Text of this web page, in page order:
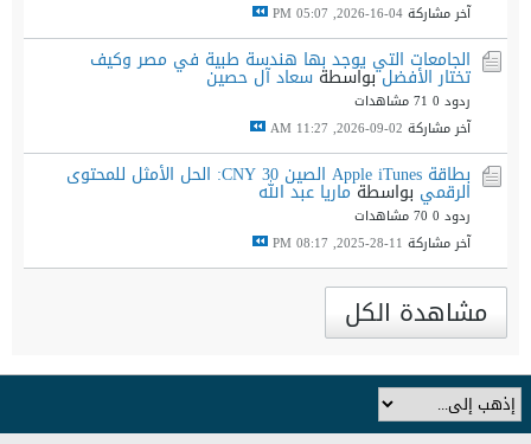
آخر مشاركة04-16-2026, 05:07 PM
الجامعات التي يوجد بها هندسة طبية في مصر وكيف
تختار الأفضلبواسطة سعاد آل حصين
ردود 0
71 مشاهدات
آخر مشاركة 02-09-2026, 11:27 AM
بطاقة Apple iTunes الصين 30 CNY: الحل الأمثل للمحتوى
الرقمي بواسطةماريا عبد الله
ردود 0
70 مشاهدات
آخر مشاركة 11-28-2025, 08:17 PM
مشاهدة الكل